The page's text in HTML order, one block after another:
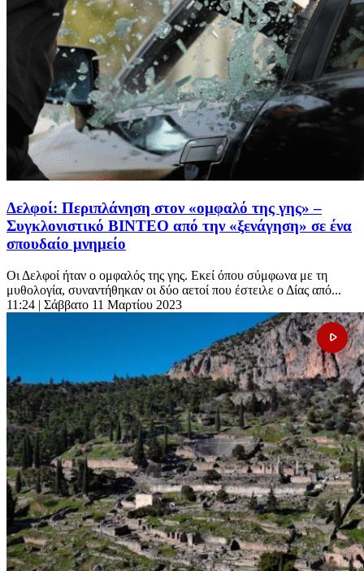
Δελφοί: Περιπλάνηση στον «ομφαλό της γης» –
Συγκλονιστικό ΒΙΝΤΕΟ από την «ξενάγηση» σε ένα
σπουδαίο μνημείο
Οι Δελφοί ήταν ο ομφαλός της γης. Εκεί όπου σύμφωνα με τη
μυθολογία, συναντήθηκαν οι δύο αετοί που έστειλε ο Δίας από...
11:24 | Σάββατο 11 Μαρτίου 2023